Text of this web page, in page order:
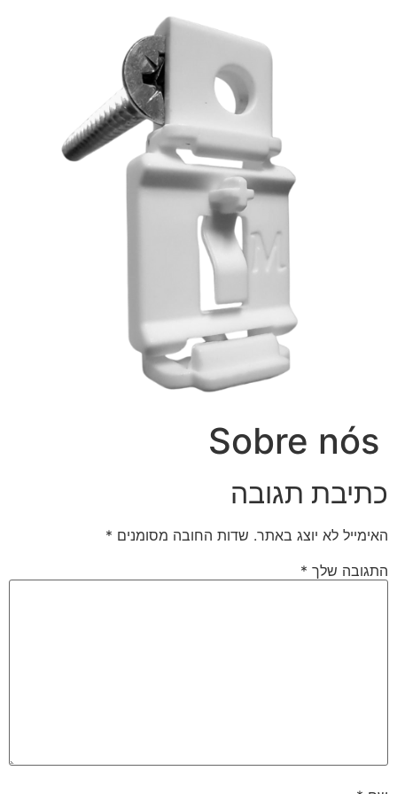
Sobre nós
כתיבת תגובה
האימייל לא יוצג באתר. שדות החובה מסומנים *
התגובה שלך *